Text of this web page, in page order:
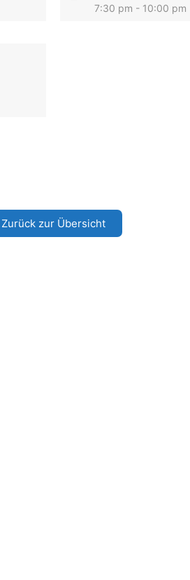
7:30 pm - 10:00 pm
Zurück zur Übersicht